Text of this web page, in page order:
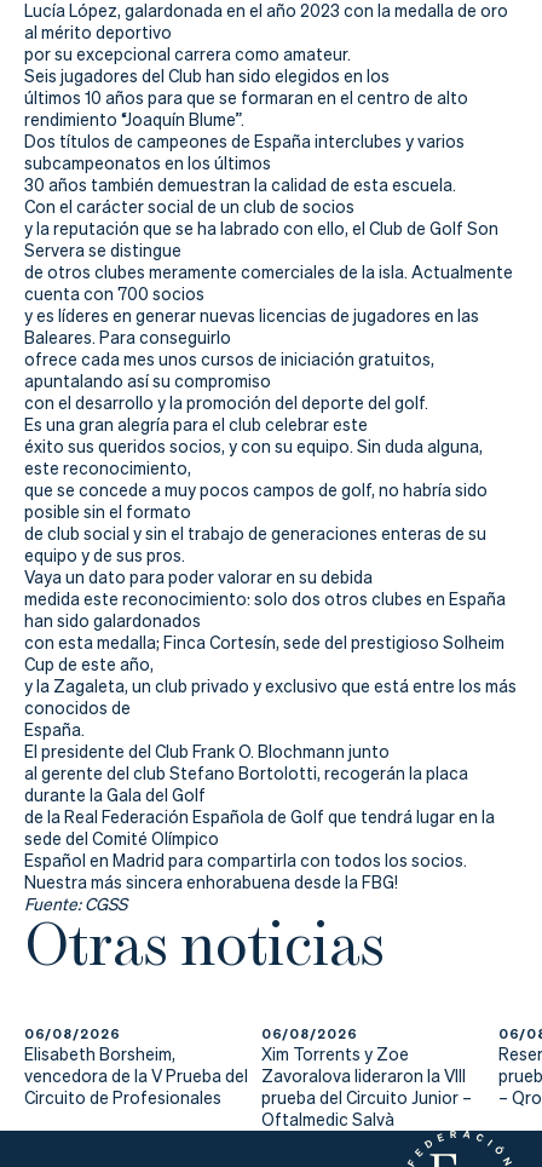
Lucía López, galardonada en el año 2023 con la medalla de oro
al mérito deportivo
por su excepcional carrera como amateur.
Seis jugadores del Club han sido elegidos en los
últimos 10 años para que se formaran en el centro de alto
rendimiento “Joaquín Blume”.
Dos títulos de campeones de España interclubes y varios
subcampeonatos en los últimos
30 años también demuestran la calidad de esta escuela.
Con el carácter social de un club de socios
y la reputación que se ha labrado con ello, el Club de Golf Son
Servera se distingue
de otros clubes meramente comerciales de la isla. Actualmente
cuenta con 700 socios
y es líderes en generar nuevas licencias de jugadores en las
Baleares. Para conseguirlo
ofrece cada mes unos cursos de iniciación gratuitos,
apuntalando así su compromiso
con el desarrollo y la promoción del deporte del golf.
Es una gran alegría para el club celebrar este
éxito sus queridos socios, y con su equipo. Sin duda alguna,
este reconocimiento,
que se concede a muy pocos campos de golf, no habría sido
posible sin el formato
de club social y sin el trabajo de generaciones enteras de su
equipo y de sus pros.
Vaya un dato para poder valorar en su debida
medida este reconocimiento: solo dos otros clubes en España
han sido galardonados
con esta medalla; Finca Cortesín, sede del prestigioso Solheim
Cup de este año,
y la Zagaleta, un club privado y exclusivo que está entre los más
conocidos de
España.
El presidente del Club Frank O. Blochmann junto
al gerente del club Stefano Bortolotti, recogerán la placa
durante la Gala del Golf
de la Real Federación Española de Golf que tendrá lugar en la
sede del Comité Olímpico
Español en Madrid para compartirla con todos los socios.
Nuestra más sincera enhorabuena desde la FBG!
Fuente: CGSS
Otras noticias
06/08/2026
Elisabeth Borsheim,
vencedora de la V Prueba del
Circuito de Profesionales
06/08/2026
Xim Torrents y Zoe
Zavoralova lideraron la VIII
prueba del Circuito Junior –
Oftalmedic Salvà
06/
–